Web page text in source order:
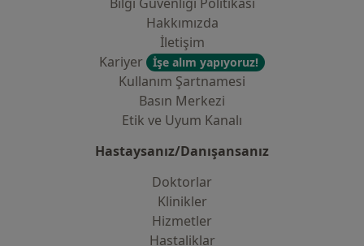
Hakkımızda
İletişim
Kariyer
İşe alım yapıyoruz!
Kullanım Şartnamesi
Basın Merkezi
Etik ve Uyum Kanalı
Hastaysanız/Danışansanız
Doktorlar
Klinikler
Hizmetler
Hastaliklar